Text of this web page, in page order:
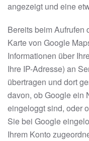
angezeigt und eine
Bereits beim Aufrufen
Karte von Google
Informationen über
Ihre IP-Adresse) an
übertragen und dort
davon, ob Google ein
eingeloggt sind, oder
Sie bei Google
Ihrem Konto